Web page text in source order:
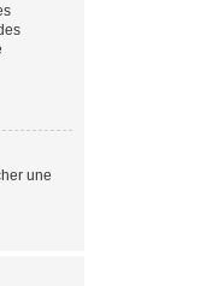
une